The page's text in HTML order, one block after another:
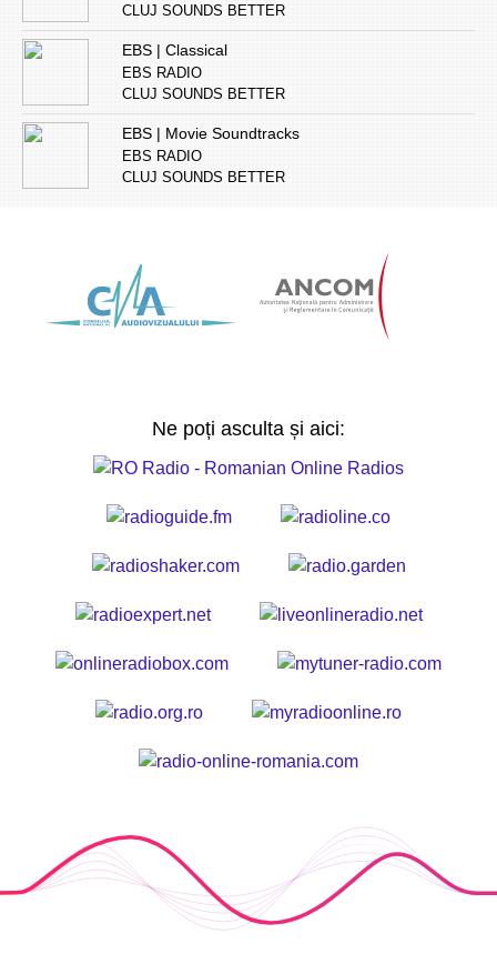
CLUJ SOUNDS BETTER
EBS | Classical
EBS RADIO
CLUJ SOUNDS BETTER
EBS | Movie Soundtracks
EBS RADIO
CLUJ SOUNDS BETTER
Ne poți asculta și aici: